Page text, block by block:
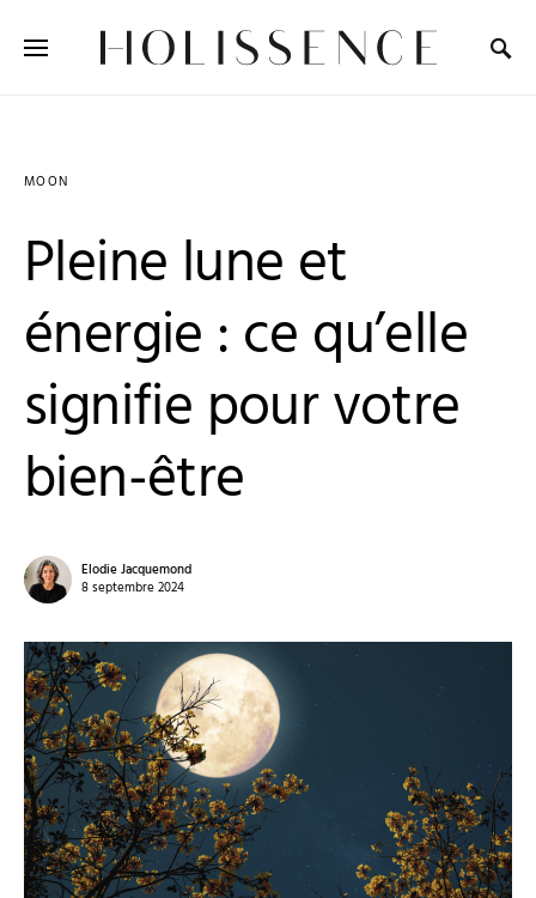
MOON
Pleine lune et
énergie : ce qu’elle
signifie pour votre
bien-être
Elodie Jacquemond
8 septembre 2024